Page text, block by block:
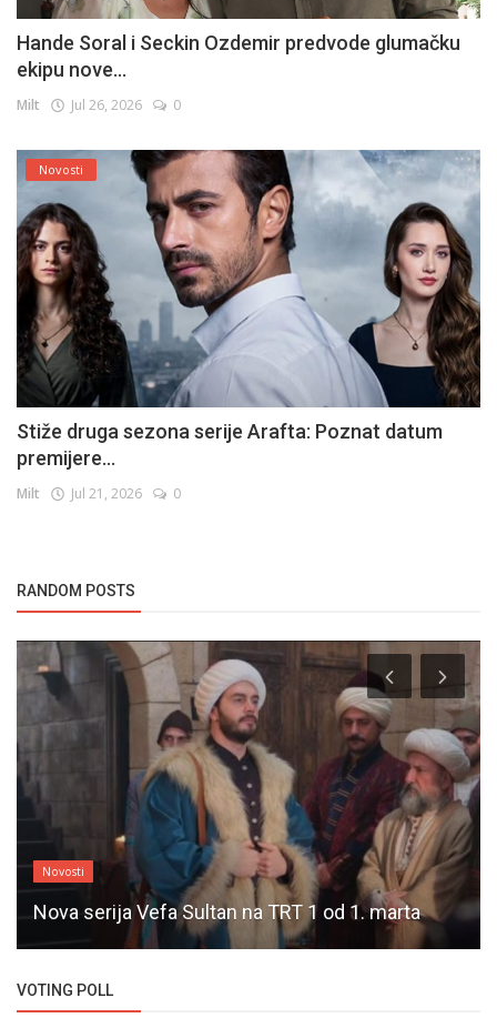
Hande Soral i Seckin Ozdemir predvode glumačku
ekipu nove...
Milt Jul 26, 2026 0
Novosti
Stiže druga sezona serije Arafta: Poznat datum
premijere...
Milt Jul 21, 2026 0
RANDOM POSTS
Novosti
Nova serija Vefa Sultan na TRT 1 od 1. marta
VOTING POLL